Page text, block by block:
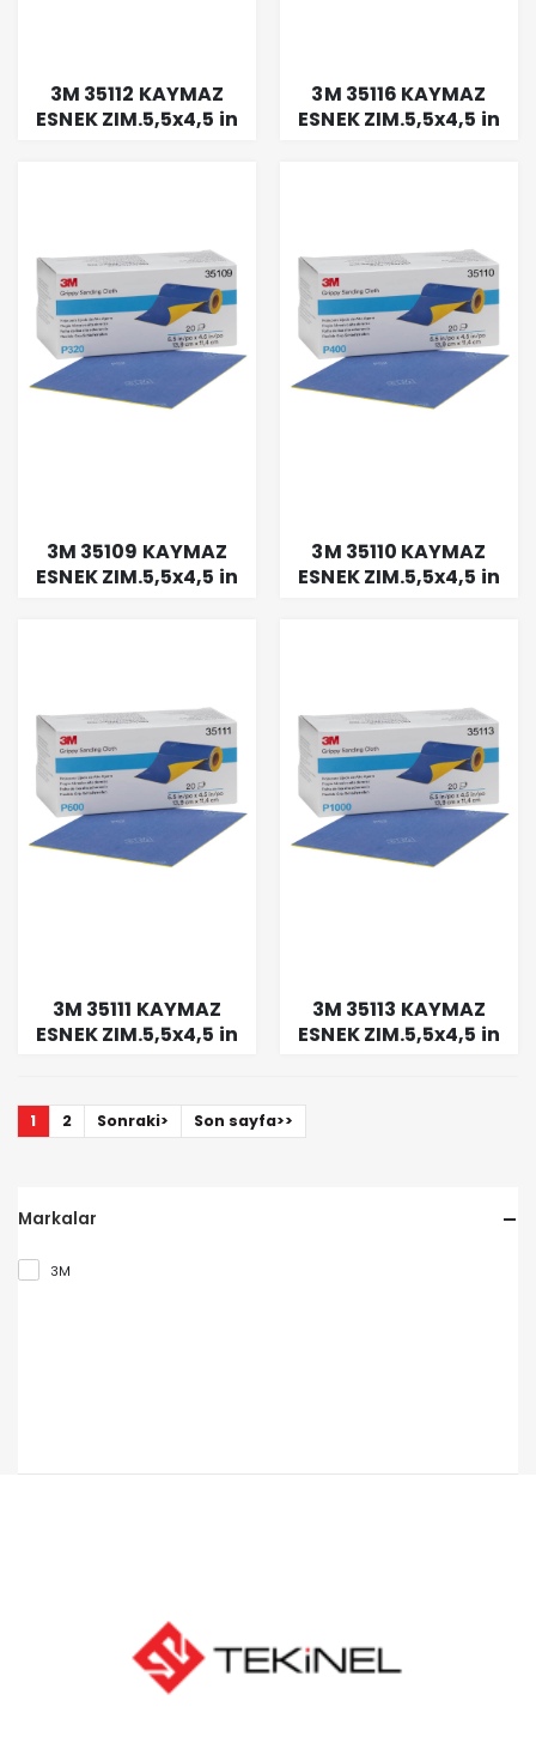
3M 35112 KAYMAZ
ESNEK ZIM.5,5x4,5 in
3M 35116 KAYMAZ
ESNEK ZIM.5,5x4,5 in
3M 35109 KAYMAZ
ESNEK ZIM.5,5x4,5 in
3M 35110 KAYMAZ
ESNEK ZIM.5,5x4,5 in
3M 35111 KAYMAZ
ESNEK ZIM.5,5x4,5 in
3M 35113 KAYMAZ
ESNEK ZIM.5,5x4,5 in
1 2 Sonraki> Son sayfa>>
Markalar
3M